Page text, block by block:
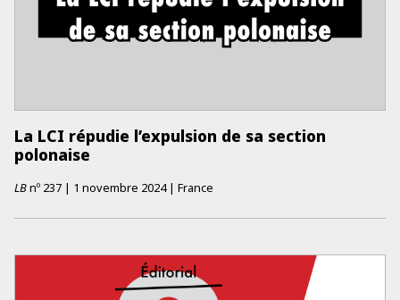
La LCI répudie l’expulsion de sa section
polonaise
LBnº 237 | 1 novembre 2024 | France